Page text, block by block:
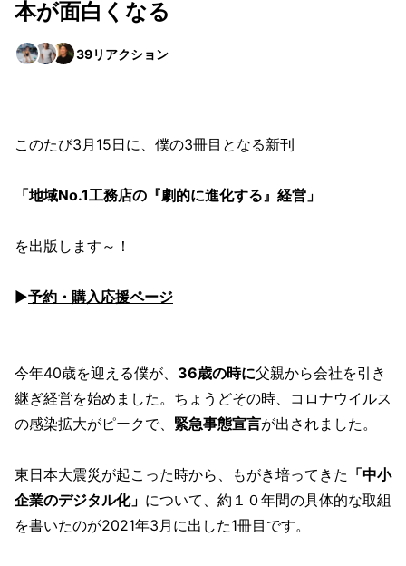
本が面白くなる
39リアクション
このたび3月15日に、僕の3冊目となる新刊
「地域No.1工務店の『劇的に進化する』経営」
を出版します～！
▶予約・購入応援ページ
今年40歳を迎える僕が、 36歳の時に父親から会社を引き
継ぎ経営を始めました。ちょうどその時、コロナウイルス
の感染拡大がピークで、 緊急事態宣言が出されました。
東日本大震災が起こった時から、もがき培ってきた 「中小
企業のデジタル化」 について、約１０年間の具体的な取組
を書いたのが2021年3月に出した1冊目です。